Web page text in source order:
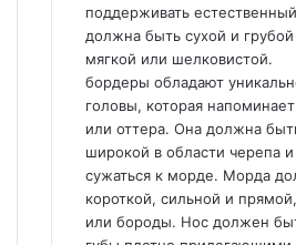
поддерживать
должна быть сухой и
мягкой или шелковистой.
бордеры обладают
головы, которая
или оттера. Она должна
широкой в области черепа
сужаться к морде. Морда
короткой, сильной и
или бороды. Нос должен